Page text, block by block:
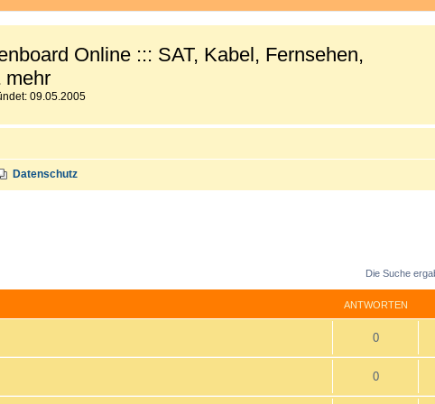
Online ::: SAT, Kabel, Fernsehen,
mehr
09.05.2005
Datenschutz
Die Suche
ANTWORTEN
0A
0A